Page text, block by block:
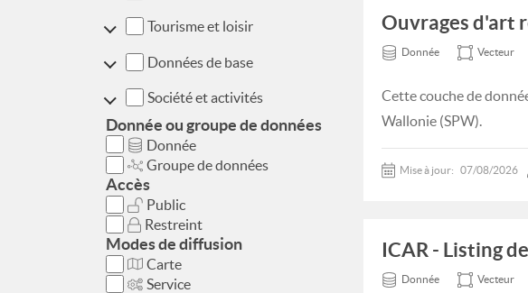
Tourisme et loisir
Données de base
Société et activités
Donnée ou groupe de données
Donnée
Groupe de données
Accès
Public
Restreint
Modes de diffusion
Carte
Service
Ouvrages d'art
Donnée Vecteur
Cette couche de
Wallonie (SPW).
Mise à jour: 07/08/2026
ICAR - Listing
Donnée Vecteur